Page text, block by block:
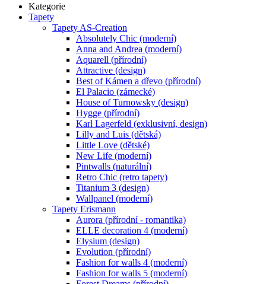
Kategorie
Tapety
Tapety AS-Creation
Absolutely Chic (moderní)
Anna and Andrea (moderní)
Aquarell (přírodní)
Attractive (design)
Best of Kámen a dřevo (přírodní)
El Palacio (zámecké)
House of Turnowsky (design)
Hygge (přírodní)
Karl Lagerfeld (exklusivní, design)
Lilly and Luis (dětská)
Little Love (dětské)
New Life (moderní)
Pintwalls (naturální)
Retro Chic (retro tapety)
Titanium 3 (design)
Wallpanel (moderní)
Tapety Erismann
Aurora (přírodní - romantika)
ELLE decoration 4 (moderní)
Elysium (design)
Evolution (přírodní)
Fashion for walls 4 (moderní)
Fashion for walls 5 (moderní)